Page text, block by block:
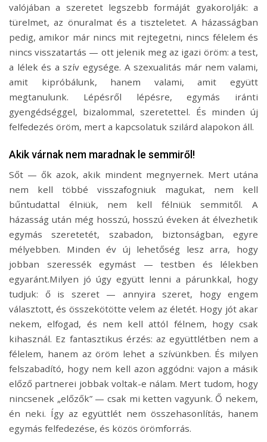
valójában a szeretet legszebb formáját gyakorolják: a
türelmet, az önuralmat és a tiszteletet. A házasságban
pedig, amikor már nincs mit rejtegetni, nincs félelem és
nincs visszatartás — ott jelenik meg az igazi öröm: a test,
a lélek és a szív egysége. A szexualitás már nem valami,
amit kipróbálunk, hanem valami, amit együtt
megtanulunk. Lépésről lépésre, egymás iránti
gyengédséggel, bizalommal, szeretettel. És minden új
felfedezés öröm, mert a kapcsolatuk szilárd alapokon áll.
Akik várnak nem maradnak le semmiről!
Sőt — ők azok, akik mindent megnyernek. Mert utána
nem kell többé visszafogniuk magukat, nem kell
bűntudattal élniük, nem kell félniük semmitől. A
házasság után még hosszú, hosszú éveken át élvezhetik
egymás szeretetét, szabadon, biztonságban, egyre
mélyebben. Minden év új lehetőség lesz arra, hogy
jobban szeressék egymást — testben és lélekben
egyaránt.Milyen jó úgy együtt lenni a párunkkal, hogy
tudjuk: ő is szeret — annyira szeret, hogy engem
választott, és összekötötte velem az életét. Hogy jót akar
nekem, elfogad, és nem kell attól félnem, hogy csak
kihasznál. Ez fantasztikus érzés: az együttlétben nem a
félelem, hanem az öröm lehet a szívünkben. És milyen
felszabadító, hogy nem kell azon aggódni: vajon a másik
előző partnerei jobbak voltak-e nálam. Mert tudom, hogy
nincsenek „előzők” — csak mi ketten vagyunk. Ő nekem,
én neki. Így az együttlét nem összehasonlítás, hanem
egymás felfedezése, és közös örömforrás.